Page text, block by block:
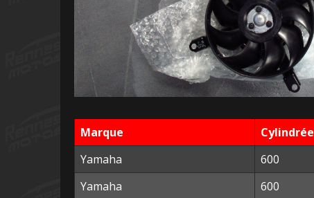
Marque Cylindrée
Yamaha
600
Yamaha
600